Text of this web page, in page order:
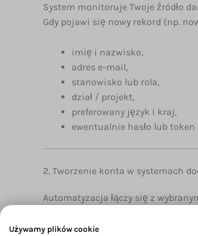
System monitoruje Twoje źródło
Gdy pojawi się nowy rekord (np.
imię i nazwisko,
adres e-mail,
stanowisko lub rola,
dział / projekt,
preferowany język i kraj,
ewentualnie hasło lub
2. Tworzenie konta w systemach
Automatyzacja łączy się z
Używamy plików cookie